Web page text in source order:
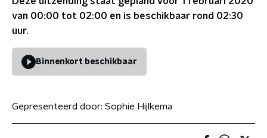
van 00:00 tot 02:00 en is beschikbaar rond 02:30
uur.
Binnenkort beschikbaar
Gepresenteerd door: Sophie Hijlkema